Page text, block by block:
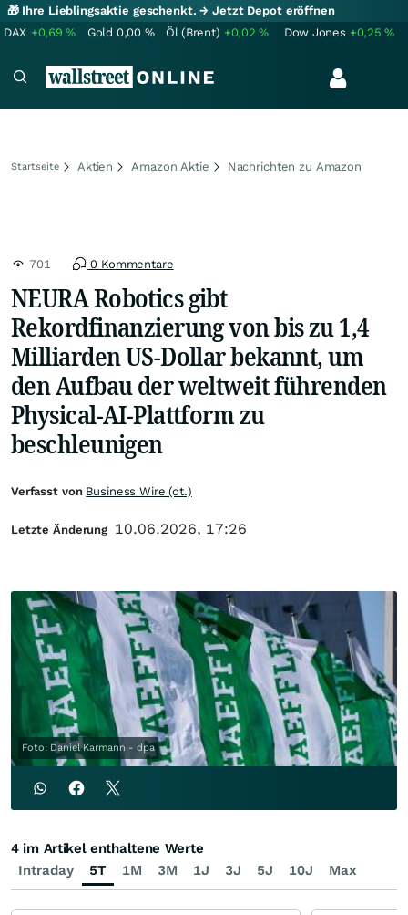
🎁 Ihre Lieblingsaktie geschenkt.→ Jetzt Depot eröffnen
DAX +0,69% Gold 0,00 % Öl (Brent) +0,02% Dow Jones +0,25%
Startseite Aktien Amazon Aktie Nachrichten zu Amazon
701 0 Kommentare
NEURA Robotics gibt
Rekordfinanzierung von bis zu 1,4
Milliarden US-Dollar bekannt, um
den Aufbau der weltweit führenden
Physical-AI-Plattform zu
beschleunigen
Foto: Daniel Karmann - dpa
Verfasst von Business Wire (dt.)
Letzte Änderung 10.06.2026, 17:26
Intraday 5T 1M 3M 1J 3J 5J 10J Max
4 im Artikel enthaltene Werte